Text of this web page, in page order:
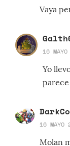
Vaya
16
Yo
16 MAYO
Molan